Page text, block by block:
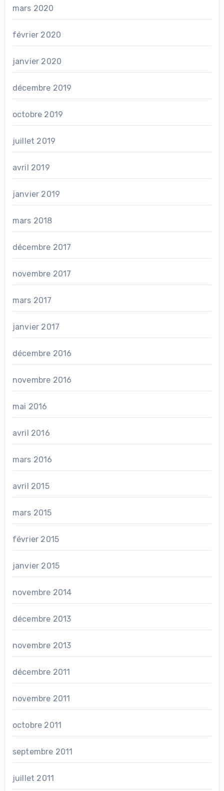
mars 2020
février 2020
janvier 2020
décembre 2019
octobre 2019
juillet 2019
avril 2019
janvier 2019
mars 2018
décembre 2017
novembre 2017
mars 2017
janvier 2017
décembre 2016
novembre 2016
mai 2016
avril 2016
mars 2016
avril 2015
mars 2015
février 2015
janvier 2015
novembre 2014
décembre 2013
novembre 2013
décembre 2011
novembre 2011
octobre 2011
septembre 2011
juillet 2011